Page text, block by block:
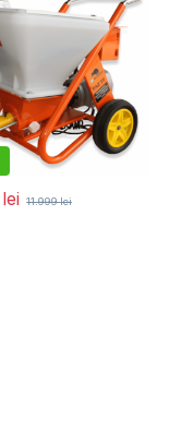
lei 11.999lei